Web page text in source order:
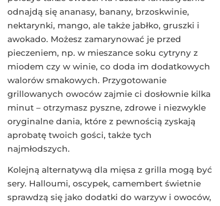
odnajdą się ananasy, banany, brzoskwinie,
nektarynki, mango, ale także jabłko, gruszki i
awokado. Możesz zamarynować je przed
pieczeniem, np. w mieszance soku cytryny z
miodem czy w winie, co doda im dodatkowych
walorów smakowych. Przygotowanie
grillowanych owoców zajmie ci dosłownie kilka
minut – otrzymasz pyszne, zdrowe i niezwykle
oryginalne dania, które z pewnością zyskają
aprobatę twoich gości, także tych
najmłodszych.
Kolejną alternatywą dla mięsa z grilla mogą być
sery. Halloumi, oscypek, camembert świetnie
sprawdzą się jako dodatki do warzyw i owoców,